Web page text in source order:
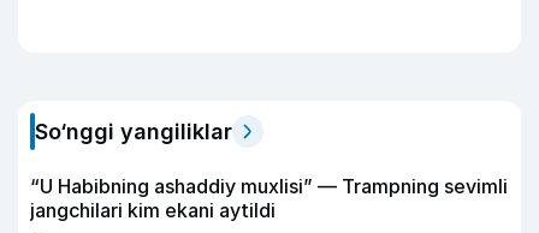
So‘nggi yangiliklar
“U Habibning ashaddiy muxlisi” — Trampning sevimli
jangchilari kim ekani aytildi